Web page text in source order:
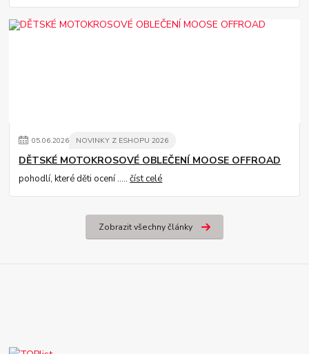
05.06.2026 NOVINKY Z ESHOPU 2026
DĚTSKÉ MOTOKROSOVÉ OBLEČENÍ MOOSE OFFROAD
pohodlí, které děti ocení .....číst celé
Zobrazit všechny články